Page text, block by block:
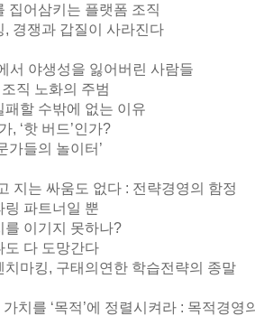
집어삼키는 플랫폼 조직
, 경쟁과 갑질이 사라진다
서 야생성을 잃어버린 사람들
조직 노화의 주범
패할 수밖에 없는 이유
, ‘핫 버드’인가?
가들의 놀이터’
지는 싸움도 없다 : 전략경영의 함정
링 파트너일 뿐
를 이기지 못하나?
도 다 도망간다
치마킹, 구태의연한 학습전략의 종말
치를 ‘목적’에 정렬시켜라 : 목적경영